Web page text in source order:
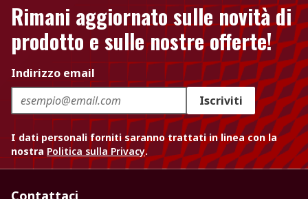
Rimani aggiornato sulle novità di
prodotto e sulle nostre offerte!
Indirizzo email
Iscriviti
I dati personali forniti saranno trattati in linea con la
nostra Politica sulla Privacy.